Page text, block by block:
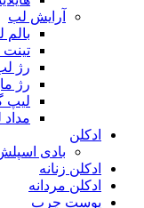
آرایش لب
بالم
رژ
رژ
لیپ
ادکلن
بادی
ادکلن زنانه
ادکلن مردانه
پوست چرب